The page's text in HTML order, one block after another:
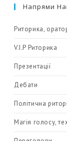
Напрями
Риторика,
V.I.P Риторика
Презентації
Дебати
Політична
Магія голосу,